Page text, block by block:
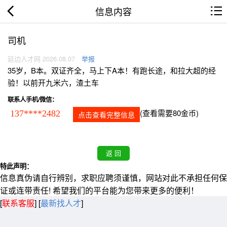
信息内容
司机
延边人才网 2026.08.07 举报
35岁，B本。双证齐全，马上下A本！有跑长途，和拉大超的经
验！以前开九米六，渣土车
联系人手机/微信：
137****2482 点击查看完整信息 (查看需要80金币)
特此声明：
信息真伪请自行辨别，求职应聘须谨慎，网站对此不承担任何保
证或连带责任! 希望我们的平台能为您带来更多的便利！
[联系客服] [最新找人才]